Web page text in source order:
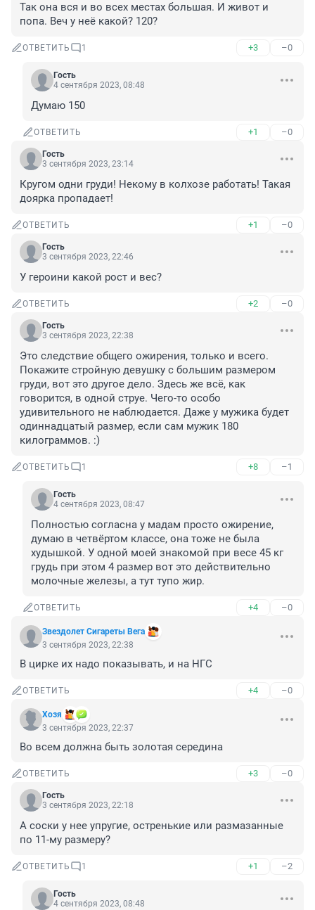
Так она вся и во всех местах большая. И живот и
попа. Веч у неё какой? 120?
ОТВЕТИТЬ 1 +3 –0
Гость
4 сентября 2023, 08:48
Думаю 150
ОТВЕТИТЬ +1 –0
Гость
3 сентября 2023, 23:14
Кругом одни груди! Некому в колхозе работать! Такая
доярка пропадает!
ОТВЕТИТЬ +1 –0
Гость
3 сентября 2023, 22:46
У героини какой рост и вес?
ОТВЕТИТЬ +2 –0
Гость
3 сентября 2023, 22:38
Это следствие общего ожирения, только и всего.
Покажите стройную девушку с большим размером
груди, вот это другое дело. Здесь же всё, как
говорится, в одной струе. Чего-то особо
удивительного не наблюдается. Даже у мужика будет
одиннадцатый размер, если сам мужик 180
килограммов. :)
ОТВЕТИТЬ 1 +8 –1
Гость
4 сентября 2023, 08:47
Полностью согласна у мадам просто ожирение,
думаю в четвёртом классе, она тоже не была
худышкой. У одной моей знакомой при весе 45 кг
грудь при этом 4 размер вот это действительно
молочные железы, а тут тупо жир.
ОТВЕТИТЬ +4 –0
Звездолет Сигареты Вега
3 сентября 2023, 22:38
В цирке их надо показывать, и на НГС
ОТВЕТИТЬ +4 –0
Хозя
3 сентября 2023, 22:37
Во всем должна быть золотая середина
ОТВЕТИТЬ +3 –0
Гость
3 сентября 2023, 22:18
А соски у нее упругие, остренькие или размазанные
по 11-му размеру?
ОТВЕТИТЬ 1 +1 –2
Гость
4 сентября 2023, 08:48